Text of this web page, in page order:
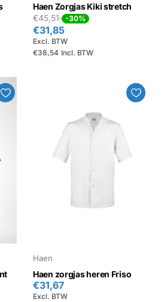
Haen Zorgjas Kiki stretch
€45,51
-30%
€38,54 Incl. BTW
€31,85
Excl. BTW
Haen
Haen zorgjas heren Friso
€31,67
Excl. BTW